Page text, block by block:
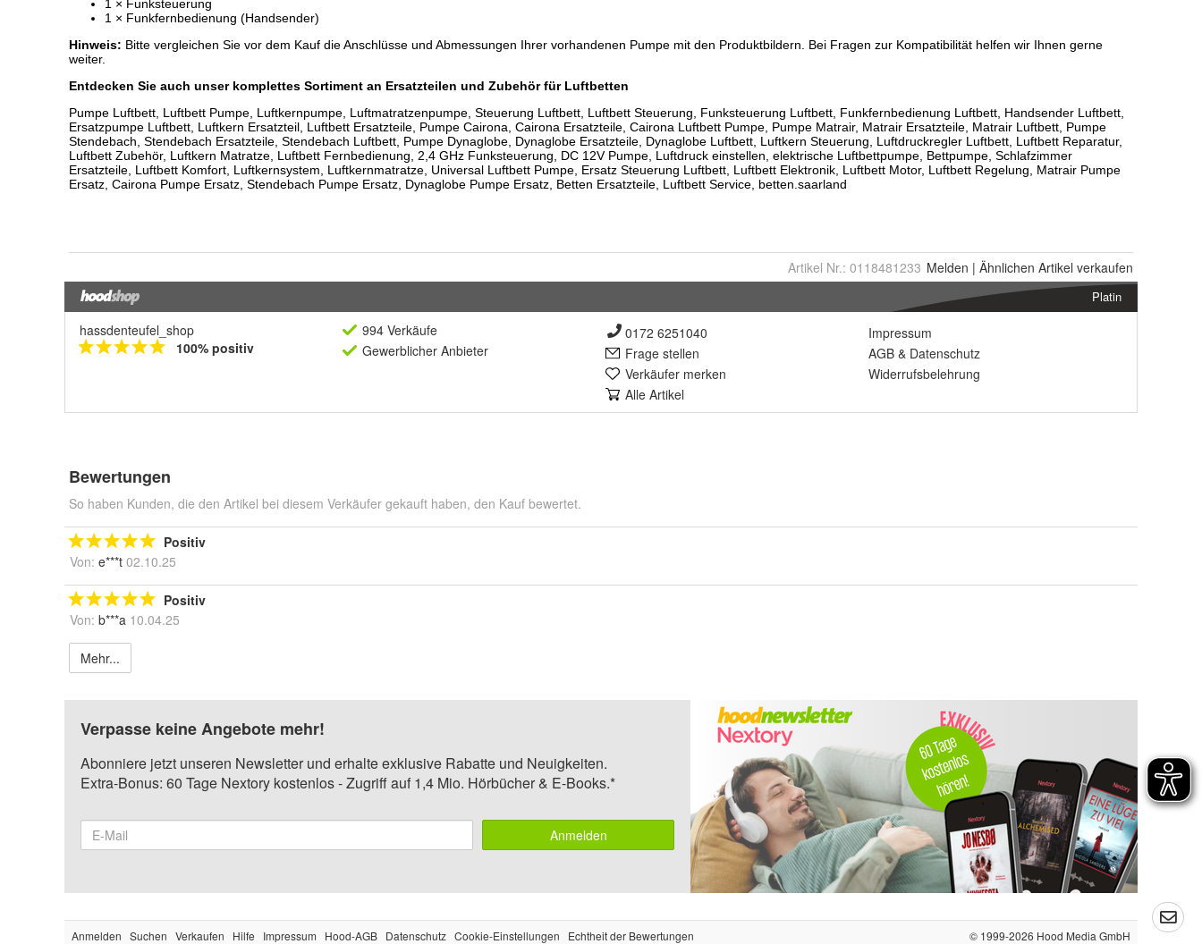
Artikel Nr.: 0118481233 Melden | Ähnlichen Artikel verkaufen
Platin
hassdenteufel_shop
100% positiv
994 Verkäufe
Gewerblicher Anbieter
0172 6251040
Frage stellen
Verkäufer merken
Alle Artikel
Impressum
AGB & Datenschutz
Widerrufsbelehrung
Bewertungen
So haben Kunden, die den Artikel bei diesem Verkäufer gekauft haben, den Kauf bewertet.
Positiv
Von: e***t 02.10.25
Positiv
Von: b***a 10.04.25
Mehr...
Verpasse keine Angebote mehr!
Abonniere jetzt unseren Newsletter und erhalte exklusive Rabatte und Neuigkeiten.
Extra-Bonus: 60 Tage Nextory kostenlos - Zugriff auf 1,4 Mio. Hörbücher & E-Books.*
Anmelden
Anmelden Suchen Verkaufen Hilfe Impressum Hood-AGB Datenschutz Cookie-Einstellungen Echtheit der Bewertungen © 1999-2026 Hood Media GmbH